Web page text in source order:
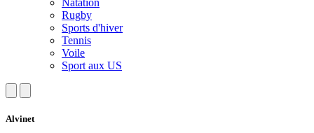
Natation
Rugby
Sports d'hiver
Tennis
Voile
Sport aux US
Alvinet